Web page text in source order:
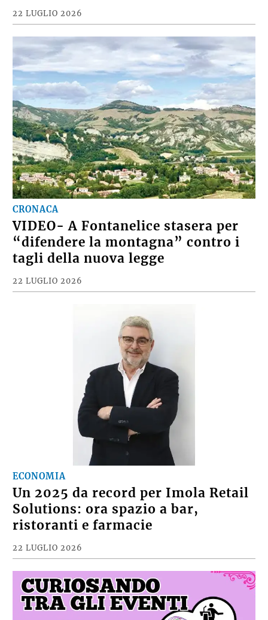
22 LUGLIO 2026
CRONACA
VIDEO- A Fontanelice stasera per
“difendere la montagna” contro i
tagli della nuova legge
22 LUGLIO 2026
ECONOMIA
Un 2025 da record per Imola Retail
Solutions: ora spazio a bar,
ristoranti e farmacie
22 LUGLIO 2026